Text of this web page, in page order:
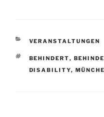
KATEGORIEN
VERANSTALTUNGEN
SCHLAGWÖRTER
BEHINDERT,
DISABILITY,